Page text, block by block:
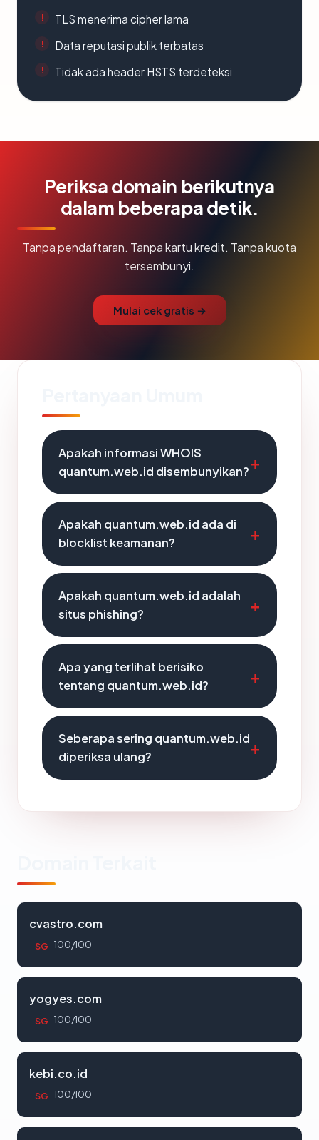
TLS menerima cipher lama
Data reputasi publik terbatas
Tidak ada header HSTS terdeteksi
Periksa domain berikutnya
dalam beberapa detik.
Tanpa pendaftaran. Tanpa kartu kredit. Tanpa kuota
tersembunyi.
Mulai cek gratis →
Apakah informasi WHOIS
quantum.web.id disembunyikan?
Apakah quantum.web.id ada di
blocklist keamanan?
Apakah quantum.web.id adalah
situs phishing?
Apa yang terlihat berisiko
tentang quantum.web.id?
Seberapa sering quantum.web.id
diperiksa ulang?
cvastro.com
SG 100/100
yogyes.com
SG 100/100
kebi.co.id
SG 100/100